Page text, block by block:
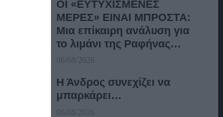
ΟΙ «ΕΥΤΥΧΙΣΜΕΝΕΣ
ΜΕΡΕΣ» ΕΙΝΑΙ ΜΠΡΟΣΤΑ:
Μια επίκαιρη ανάλυση για
το λιμάνι της Ραφήνας…
06/08/2026
Η Άνδρος συνεχίζει να
μπαρκάρει…
06/08/2026